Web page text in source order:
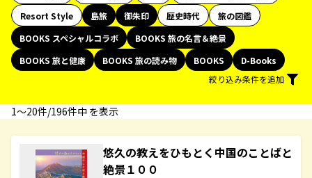
Resort Style
島旅 御朱印 歴史時代
旅の図鑑
BOOKS スペシャルコラボ
BOOKS 旅の名言＆絶景
BOOKS 旅と健康
BOOKS 旅の読み物 BOOKS
D-Books
絞り込み条件を追加
1〜20件/196件中 を表示
悠久の教えをひもとく中国のことばと
絶景１００